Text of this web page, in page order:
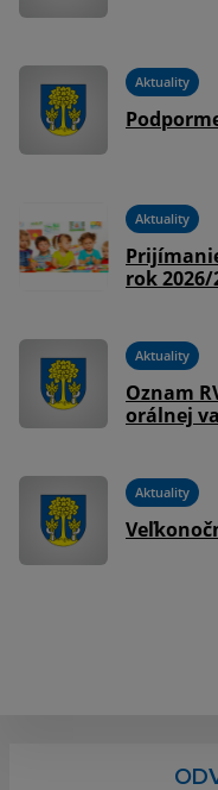
Aktuality
Aktuality
rok 2026/
Aktuality
Oznam
orálnej
Aktuality